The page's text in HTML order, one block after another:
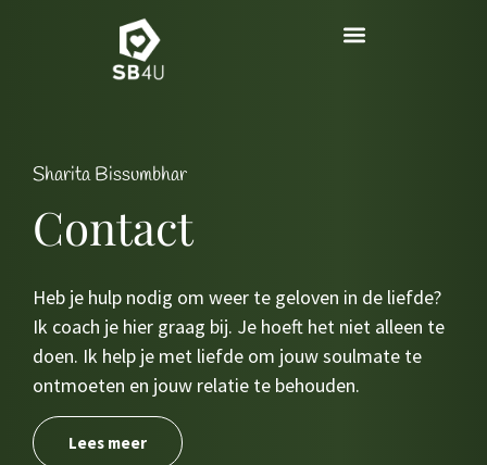
Sharita Bissumbhar
Contact
Heb je hulp nodig om weer te geloven in de liefde?
Ik coach je hier graag bij. Je hoeft het niet alleen te
doen. Ik help je met liefde om jouw soulmate te
ontmoeten en jouw relatie te behouden.
Lees meer